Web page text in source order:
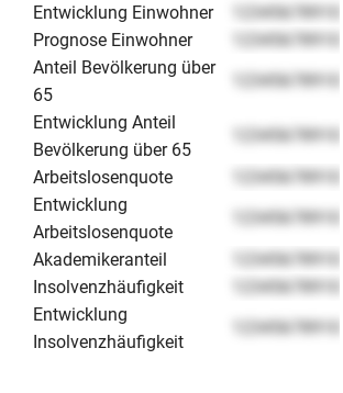
Entwicklung Einwohner
12345678910
Prognose Einwohner
12345678910
Anteil Bevölkerung über
65
12345678910
Entwicklung Anteil
Bevölkerung über 65
12345678910
Arbeitslosenquote
12345678910
Entwicklung
Arbeitslosenquote
12345678910
Akademikeranteil
12345678910
Insolvenzhäufigkeit
12345678910
Entwicklung
Insolvenzhäufigkeit
12345678910